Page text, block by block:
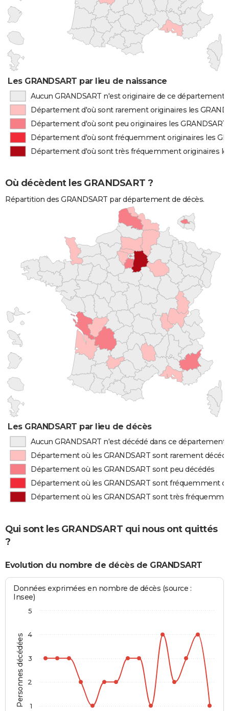
Les GRANDSART par lieu de naissance
Aucun GRANDSART n'est originaire de ce département
Département d'où sont rarement originaires les
Département d'où sont peu originaires les GRANDSART
Département d'où sont fréquemment originaires les
Département d'où sont très fréquemment originaires
Où décèdent les GRANDSART ?
Répartition des GRANDSART par département de décès.
Les GRANDSART par lieu de décès
Aucun GRANDSART n'est décédé dans ce département
Département où les GRANDSART sont rarement
Département où les GRANDSART sont peu décédés
Département où les GRANDSART sont fréquemment
Département où les GRANDSART sont très
Qui sont les GRANDSART qui nous ont quittés
?
Evolution du nombre de décès de GRANDSART
Personnes décédées
Données exprimées en nombre de décès (source :
Insee)
1
2
3
4
5